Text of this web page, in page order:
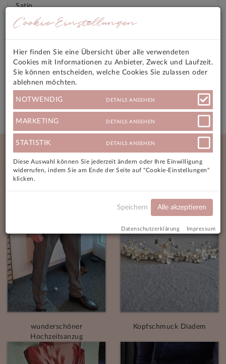
Satin
UNGETRAGEN - NEU
Angebotsmerkmale
Neue Angebote
wunderschöner
Hochzeitsanzug
Kopfschmuck Diadem
Cookie-Einstellungen
Hier finden Sie eine Übersicht über alle verwendeten
Cookies mit Informationen zu Anbieter, Zweck und Laufzeit.
Sie können entscheiden, welche Cookies Sie zulassen oder
ablehnen möchten.
NOTWENDIG DETAILS ANSEHEN
MARKETING DETAILS ANSEHEN
STATISTIK DETAILS ANSEHEN
Diese Auswahl können Sie jederzeit ändern oder Ihre Einwilligung
widerrufen, indem Sie am Ende der Seite auf "Cookie-Einstellungen"
klicken.
Speichern Alle akzeptieren
Datenschutzerklärung Impressum